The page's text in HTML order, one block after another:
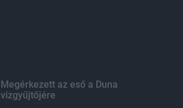
Megérkezett az eső a Duna
vízgyűjtőjére